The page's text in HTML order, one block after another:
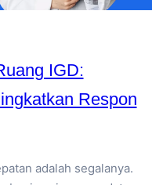
IGD:
Respon
adalah segalanya.